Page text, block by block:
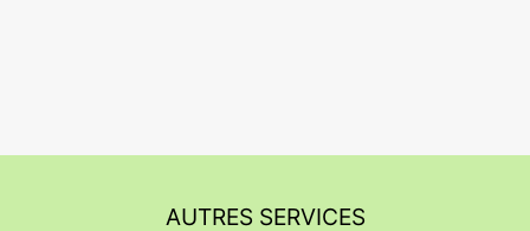
AUTRES SERVICES